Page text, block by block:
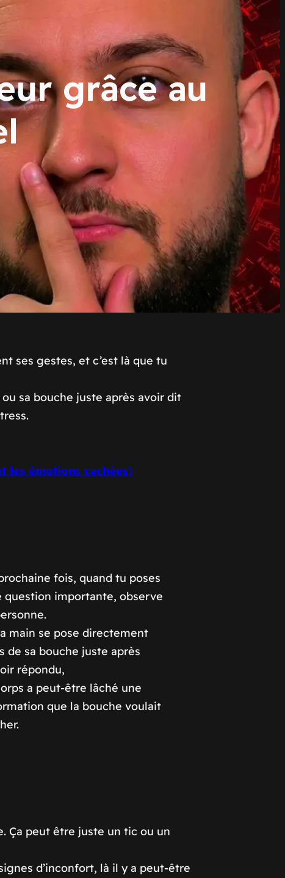
grâce au
ses gestes, et c’est là que tu
sa bouche juste après avoir dit
les émotions cachées)
fois, quand tu poses
question importante, observe
main se pose directement
de sa bouche juste après
répondu,
a peut-être lâché une
que la bouche voulait
Ça peut être juste un tic ou un
d’inconfort, là il y a peut-être